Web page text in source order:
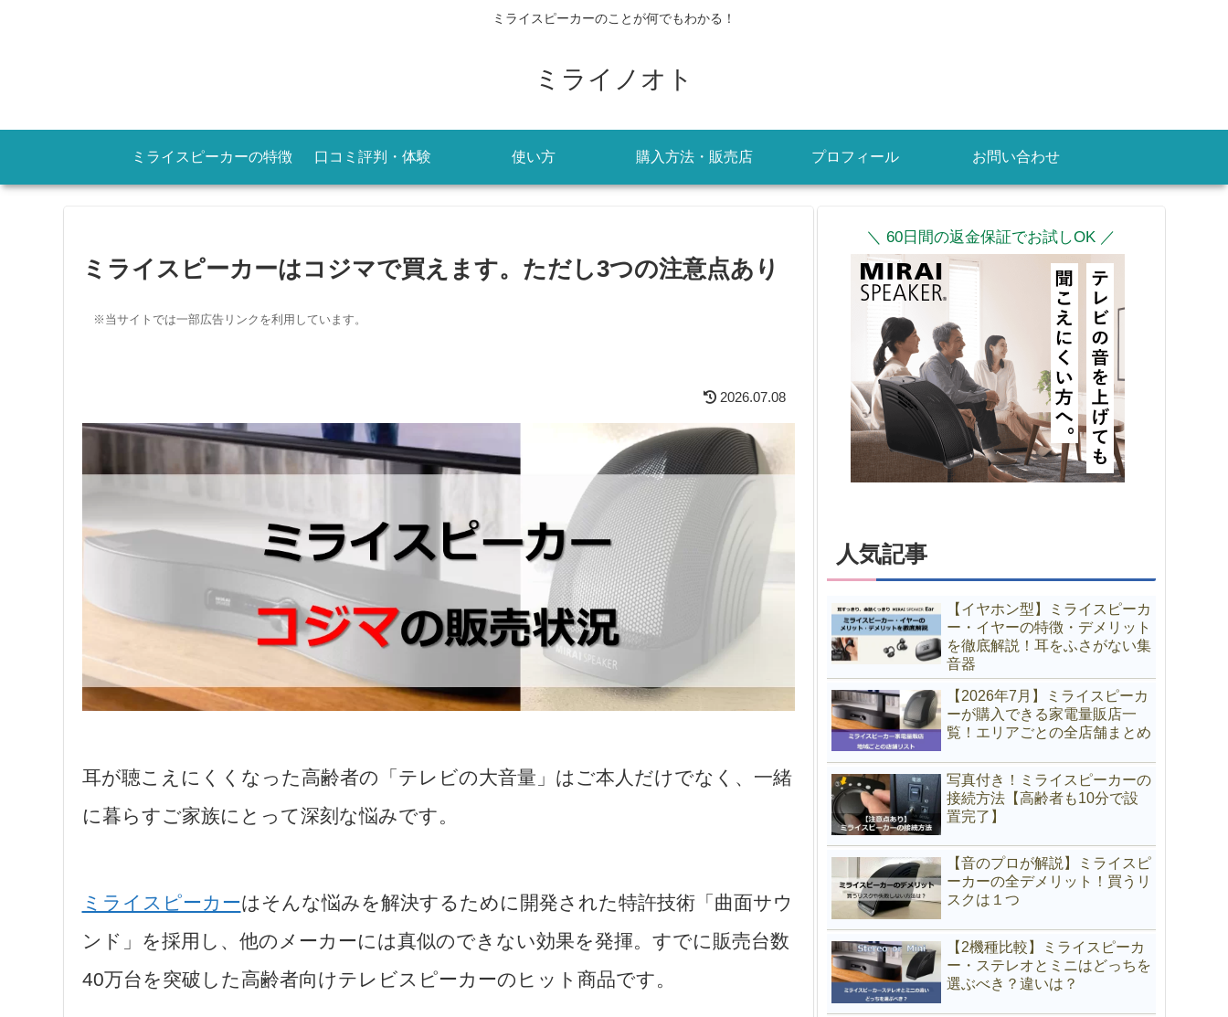
ミライスピーカーのことが何でもわかる！
ミライノオト
ミライスピーカーの特徴 口コミ評判・体験 使い方 購入方法・販売店 プロフィール お問い合わせ
ミライスピーカーはコジマで買えます。ただし3つの注意点あり
※当サイトでは一部広告リンクを利用しています。
2026.07.08
耳が聴こえにくくなった高齢者の「テレビの大音量」はご本人だけでなく、一緒
に暮らすご家族にとって深刻な悩みです。
ミライスピーカーはそんな悩みを解決するために開発された特許技術「曲面サウ
ンド」を採用し、他のメーカーには真似のできない効果を発揮。すでに販売台数
40万台を突破した高齢者向けテレビスピーカーのヒット商品です。
＼ 60日間の返金保証でお試しOK ／
人気記事
【イヤホン型】ミライスピーカ
ー・イヤーの特徴・デメリット
を徹底解説！耳をふさがない集
音器
【2026年7月】ミライスピーカ
ーが購入できる家電量販店一
覧！エリアごとの全店舗まとめ
写真付き！ミライスピーカーの
接続方法【高齢者も10分で設
置完了】
【音のプロが解説】ミライスピ
ーカーの全デメリット！買うリ
スクは１つ
【2機種比較】ミライスピーカ
ー・ステレオとミニはどっちを
選ぶべき？違いは？